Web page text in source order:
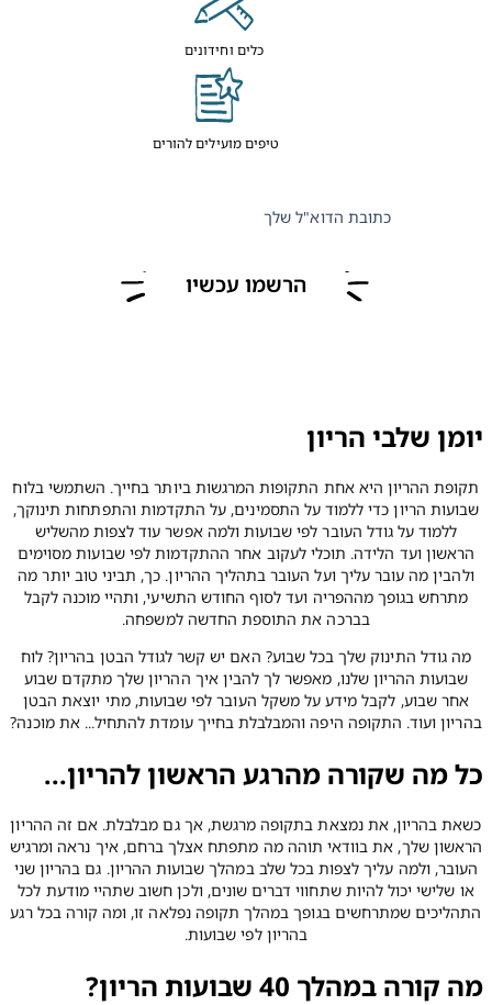
כלים וחידונים
טיפים מועילים להורים
כתובת הדוא"ל שלך
הרשמו עכשיו
יומן שלבי הריון
תקופת ההריון היא אחת התקופות המרגשות ביותר בחייך. השתמשי בלוח
שבועות הריון כדי ללמוד על התסמינים, על התקדמות והתפתחות תינוקך,
ללמוד על גודל העובר לפי שבועות ולמה אפשר עוד לצפות מהשליש
הראשון ועד הלידה. תוכלי לעקוב אחר ההתקדמות לפי שבועות מסוימים
ולהבין מה עובר עליך ועל העובר בתהליך ההריון. כך, תביני טוב יותר מה
מתרחש בגופך מההפריה ועד לסוף החודש התשיעי, ותהיי מוכנה לקבל
בברכה את התוספת החדשה למשפחה.
מה גודל התינוק שלך בכל שבוע? האם יש קשר לגודל הבטן בהריון? לוח
שבועות ההריון שלנו, מאפשר לך להבין איך ההריון שלך מתקדם שבוע
אחר שבוע, לקבל מידע על משקל העובר לפי שבועות, מתי יוצאת הבטן
בהריון ועוד. התקופה היפה והמבלבלת בחייך עומדת להתחיל... את מוכנה?
כל מה שקורה מהרגע הראשון להריון...
כשאת בהריון, את נמצאת בתקופה מרגשת, אך גם מבלבלת. אם זה ההריון
הראשון שלך, את בוודאי תוהה מה מתפתח אצלך ברחם, איך נראה ומרגיש
העובר, ולמה עליך לצפות בכל שלב במהלך שבועות ההריון. גם בהריון שני
או שלישי יכול להיות שתחווי דברים שונים, ולכן חשוב שתהיי מודעת לכל
התהליכים שמתרחשים בגופך במהלך תקופה נפלאה זו, ומה קורה בכל רגע
בהריון לפי שבועות.
מה קורה במהלך 40 שבועות הריון?